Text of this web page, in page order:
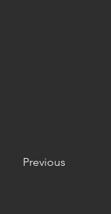
Previous